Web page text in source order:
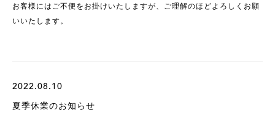
お客様にはご不便をお掛けいたしますが、ご理解のほどよろしくお願
いいたします。
2022.08.10
夏季休業のお知らせ